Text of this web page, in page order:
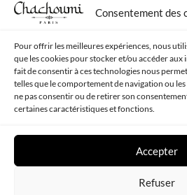
Consentement des
Pour offrir les meilleures expériences, nous
que les cookies pour stocker et/ou accéder aux
fait de consentir à ces technologies nous
telles que le comportement de navigation ou
ne pas consentir ou de retirer son
certaines caractéristiques et fonctions.
Accepter
Refuser
Contact
Suivez-
Chachoumi Tous droits réservés -
de site